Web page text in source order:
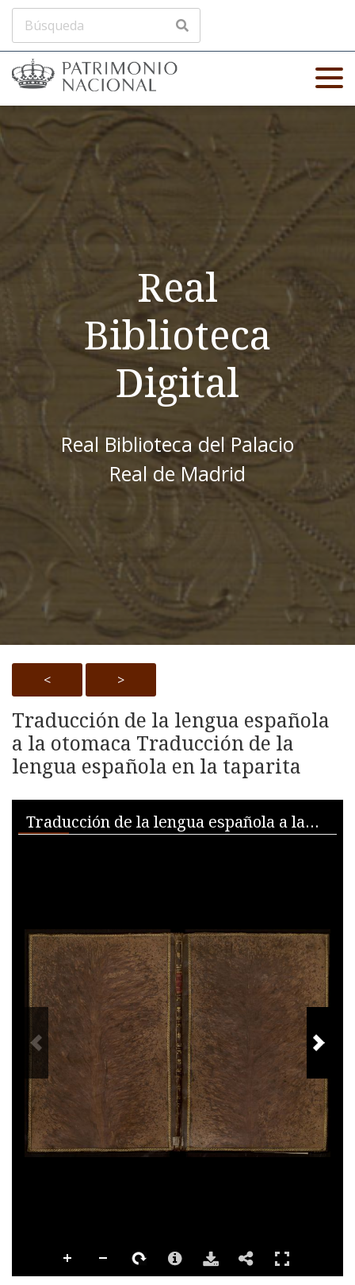
Real
Biblioteca
Digital
Real Biblioteca del Palacio
Real de Madrid
< >
Traducción de la lengua española
a la otomaca Traducción de la
lengua española en la taparita
Media Viewer Traducción de la lengua española a la otomaca Traducción de la lengua española en la taparita
PREVIOUS IMAGE